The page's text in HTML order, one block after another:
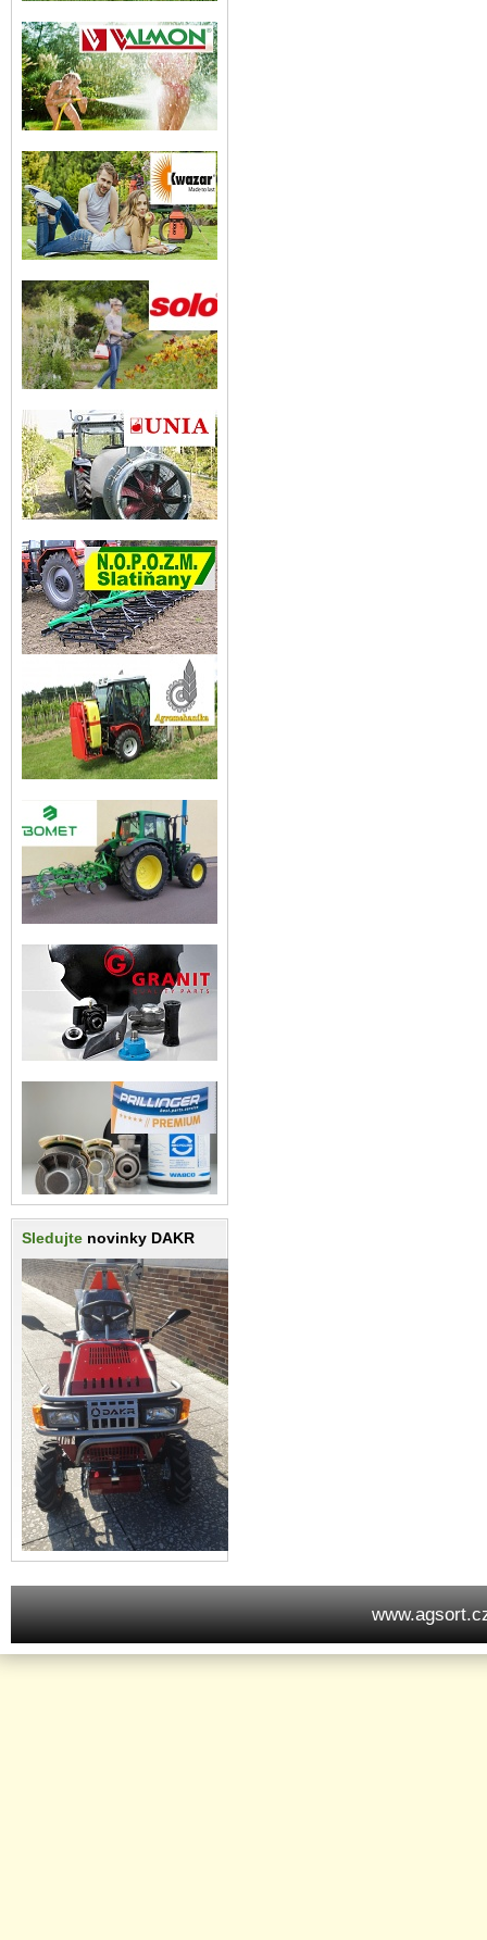
Sledujte novinky DAKR